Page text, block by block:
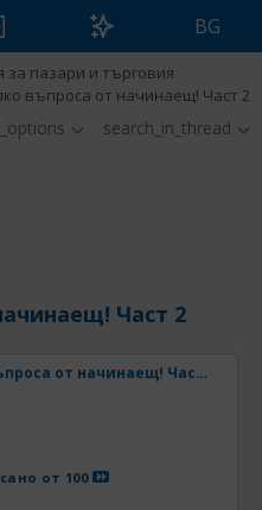
BG
за пазари и търговия
въпроса от начинаещ! Част 2
search_in_thread
Част 2
Няколко въпроса от начинаещ! Част 2
от 100